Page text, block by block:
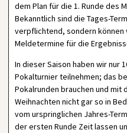
dem Plan für die 1. Runde des
Bekanntlich sind die Tages-
verpflichtend, sondern können
Meldetermine für die
In dieser Saison haben wir nur
Pokalturnier teilnehmen; das
Pokalrunden brauchen und mit
Weihnachten nicht gar so in
vom urspringlichen Jahres-
der ersten Runde Zeit lassen